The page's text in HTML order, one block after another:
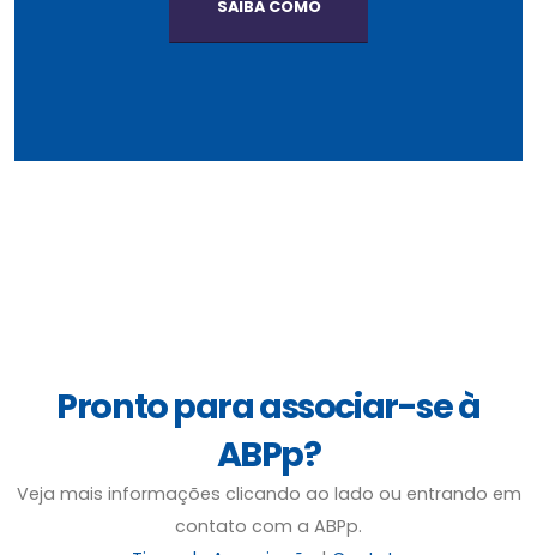
SAIBA COMO
Pronto para associar-se à
ABPp?
Veja mais informações clicando ao lado ou entrando em
contato com a ABPp.